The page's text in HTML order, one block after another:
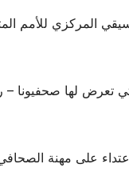
المركزي للأمم
تعرض لها صحفيونا –
على مهنة